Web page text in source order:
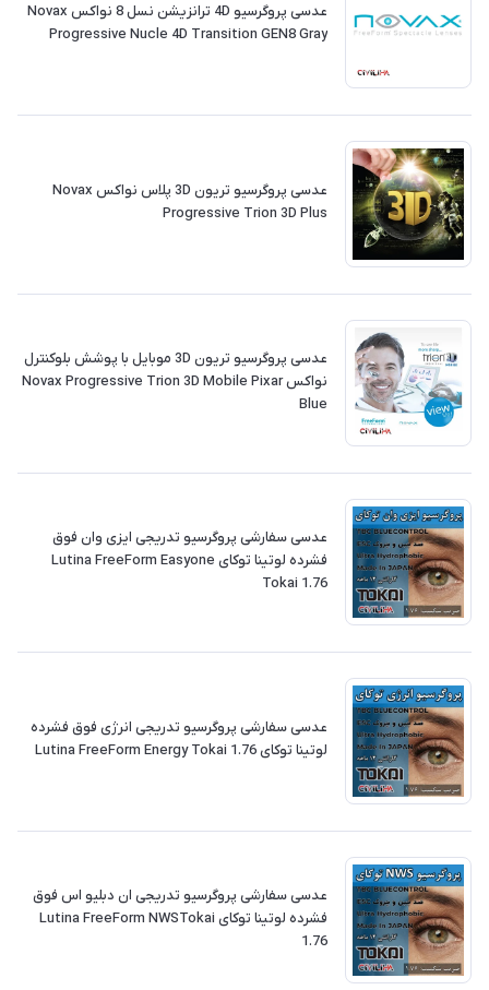
عدسی پروگرسیو 4D ترانزیشن نسل 8 نواکس Novax
Progressive Nucle 4D Transition GEN8 Gray
عدسی پروگرسیو تریون 3D پلاس نواکس Novax
Progressive Trion 3D Plus
عدسی پروگرسیو تریون 3D موبایل با پوشش بلوکنترل
نواکس Novax Progressive Trion 3D Mobile Pixar
Blue
‎عدسی سفارشی پروگرسیو تدریجی ایزی وان فوق
فشرده لوتینا توکای Lutina FreeForm Easyone
Tokai 1.76
‎عدسی سفارشی پروگرسیو تدریجی انرژی فوق فشرده
لوتینا توکای Lutina FreeForm Energy Tokai 1.76
‎عدسی سفارشی پروگرسیو تدریجی ان دبلیو اس فوق
فشرده لوتینا توکای Lutina FreeForm NWSTokai
1.76